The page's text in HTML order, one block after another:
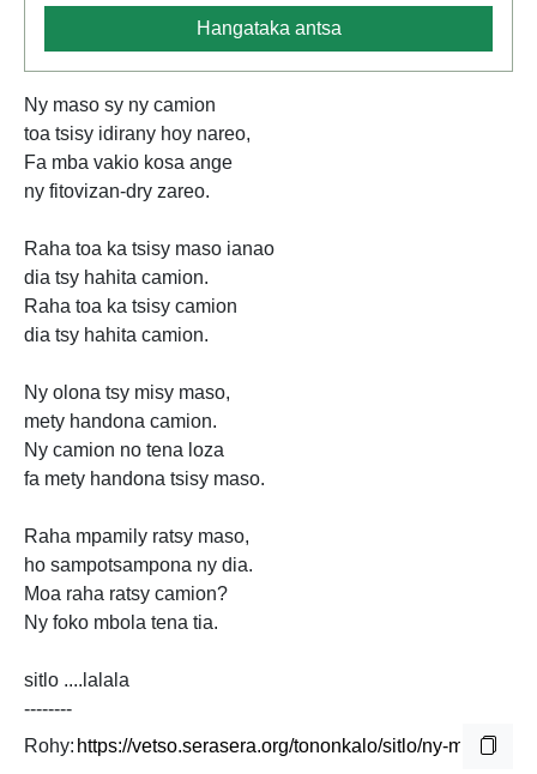
Hangataka antsa
Ny maso sy ny camion
toa tsisy idirany hoy nareo,
Fa mba vakio kosa ange
ny fitovizan-dry zareo.
Raha toa ka tsisy maso ianao
dia tsy hahita camion.
Raha toa ka tsisy camion
dia tsy hahita camion.
Ny olona tsy misy maso,
mety handona camion.
Ny camion no tena loza
fa mety handona tsisy maso.
Raha mpamily ratsy maso,
ho sampotsampona ny dia.
Moa raha ratsy camion?
Ny foko mbola tena tia.
sitlo ....lalala
--------
Rohy: